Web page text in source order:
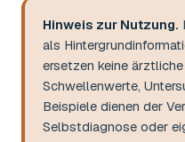
Hinweis zur Nutzung.
als
ersetzen keine
Schwellenwerte,
Beispiele dienen der
Selbstdiagnose oder